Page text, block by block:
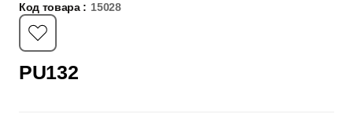
Код товара : 15028
PU132